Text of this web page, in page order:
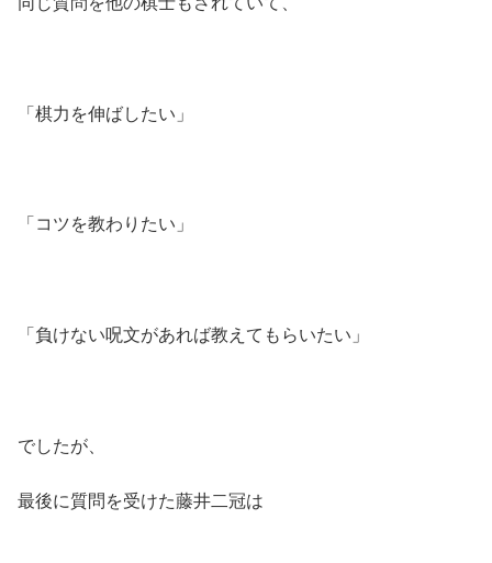
「棋力を伸ばしたい」
「コツを教わりたい」
「負けない呪文があれば教えてもらいたい」
でしたが、
最後に質問を受けた藤井二冠は